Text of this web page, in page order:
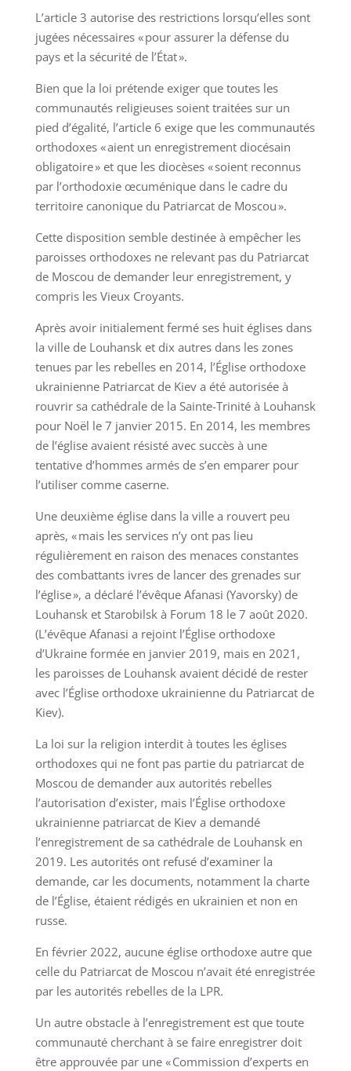
L’article 3 autorise des restrictions lorsqu’elles sont
jugées nécessaires « pour assurer la défense du
pays et la sécurité de l’État ».
Bien que la loi prétende exiger que toutes les
communautés religieuses soient traitées sur un
pied d’égalité, l’article 6 exige que les communautés
orthodoxes « aient un enregistrement diocésain
obligatoire » et que les diocèses « soient reconnus
par l’orthodoxie œcuménique dans le cadre du
territoire canonique du Patriarcat de Moscou ».
Cette disposition semble destinée à empêcher les
paroisses orthodoxes ne relevant pas du Patriarcat
de Moscou de demander leur enregistrement, y
compris les Vieux Croyants.
Après avoir initialement fermé ses huit églises dans
la ville de Louhansk et dix autres dans les zones
tenues par les rebelles en 2014, l’Église orthodoxe
ukrainienne Patriarcat de Kiev a été autorisée à
rouvrir sa cathédrale de la Sainte-Trinité à Louhansk
pour Noël le 7 janvier 2015. En 2014, les membres
de l’église avaient résisté avec succès à une
tentative d’hommes armés de s’en emparer pour
l’utiliser comme caserne.
Une deuxième église dans la ville a rouvert peu
après, « mais les services n’y ont pas lieu
régulièrement en raison des menaces constantes
des combattants ivres de lancer des grenades sur
l’église », a déclaré l’évêque Afanasi (Yavorsky) de
Louhansk et Starobilsk à Forum 18 le 7 août 2020.
(L’évêque Afanasi a rejoint l’Église orthodoxe
d’Ukraine formée en janvier 2019, mais en 2021,
les paroisses de Louhansk avaient décidé de rester
avec l’Église orthodoxe ukrainienne du Patriarcat de
Kiev).
La loi sur la religion interdit à toutes les églises
orthodoxes qui ne font pas partie du patriarcat de
Moscou de demander aux autorités rebelles
l’autorisation d’exister, mais l’Église orthodoxe
ukrainienne patriarcat de Kiev a demandé
l’enregistrement de sa cathédrale de Louhansk en
2019. Les autorités ont refusé d’examiner la
demande, car les documents, notamment la charte
de l’Église, étaient rédigés en ukrainien et non en
russe.
En février 2022, aucune église orthodoxe autre que
celle du Patriarcat de Moscou n’avait été enregistrée
par les autorités rebelles de la LPR.
Un autre obstacle à l’enregistrement est que toute
communauté cherchant à se faire enregistrer doit
être approuvée par une « Commission d’experts en